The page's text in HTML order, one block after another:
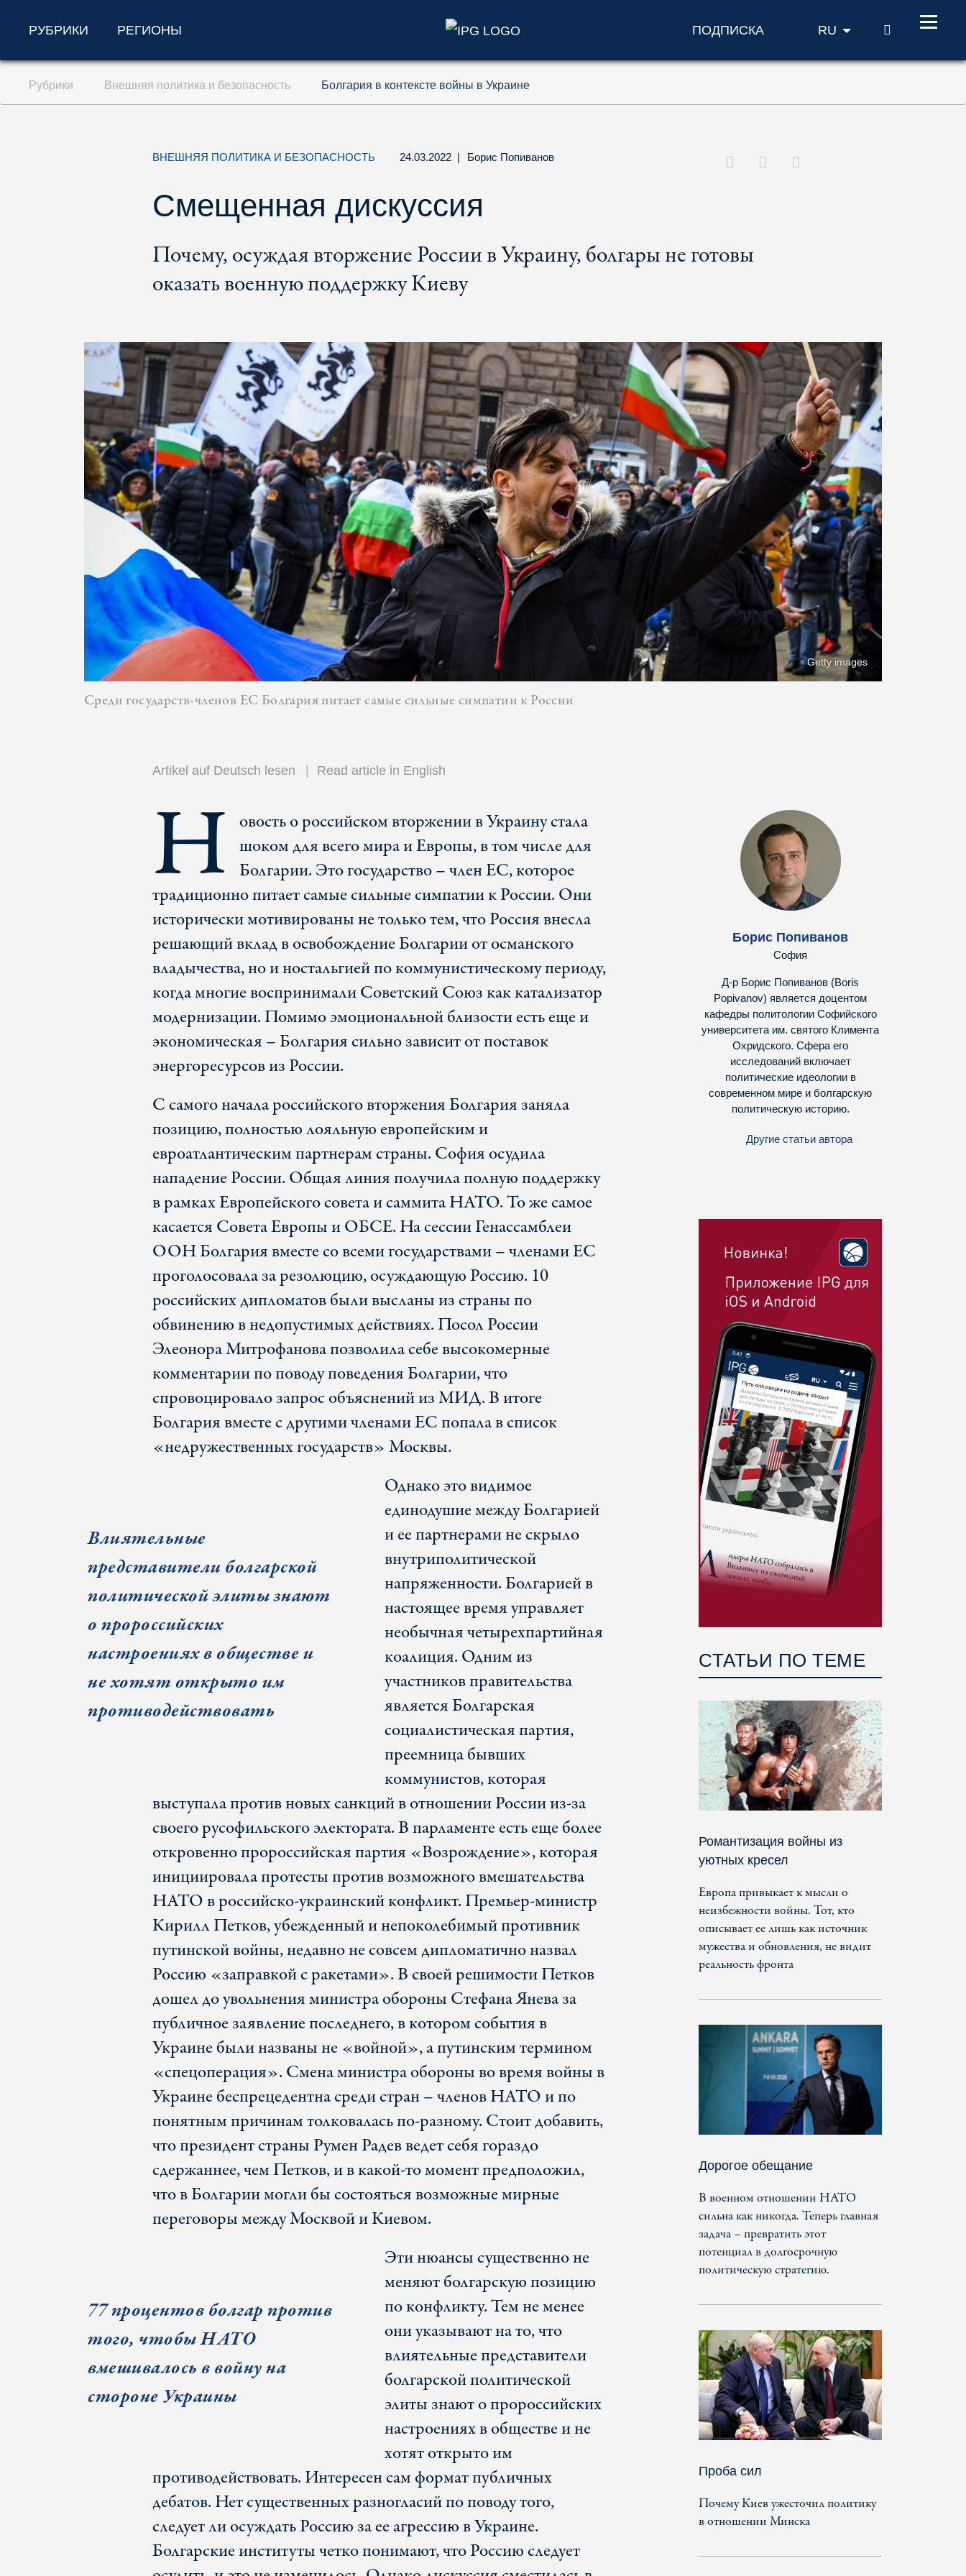
Перейти к содержанию (ключ доступа '1')
Перейти к поиску (ключ доступа '2')
РУБРИКИ РЕГИОНЫ ПОДПИСКА RU ПОИСК
Рубрики Внешняя политика и безопасность Болгария в контексте войны в Украине
ВНЕШНЯЯ ПОЛИТИКА И БЕЗОПАСНОСТЬ 24.03.2022 | Борис Попиванов
Смещенная дискуссия
Почему, осуждая вторжение России в Украину, болгары не готовы
оказать военную поддержку Киеву
Getty images
Среди государств-членов ЕС Болгария питает самые сильные симпатии к России
Artikel auf Deutsch lesen Read article in English
Н овость о российском вторжении в Украину стала
шоком для всего мира и Европы, в том числе для
Болгарии. Это государство – член ЕС, которое
традиционно питает самые сильные симпатии к России. Они
исторически мотивированы не только тем, что Россия внесла
решающий вклад в освобождение Болгарии от османского
владычества, но и ностальгией по коммунистическому периоду,
когда многие воспринимали Советский Союз как катализатор
модернизации. Помимо эмоциональной близости есть еще и
экономическая – Болгария сильно зависит от поставок
энергоресурсов из России.
С самого начала российского вторжения Болгария заняла
позицию, полностью лояльную европейским и
евроатлантическим партнерам страны. София осудила
нападение России. Общая линия получила полную поддержку
в рамках Европейского совета и саммита НАТО. То же самое
касается Совета Европы и ОБСЕ. На сессии Генассамблеи
ООН Болгария вместе со всеми государствами – членами ЕС
проголосовала за резолюцию, осуждающую Россию. 10
российских дипломатов были высланы из страны по
обвинению в недопустимых действиях. Посол России
Элеонора Митрофанова позволила себе высокомерные
комментарии по поводу поведения Болгарии, что
спровоцировало запрос объяснений из МИД. В итоге
Болгария вместе с другими членами ЕС попала в список
«недружественных государств» Москвы.
Влиятельные
представители болгарской
политической элиты знают
о пророссийских
настроениях в обществе и
не хотят открыто им
противодействовать
Однако это видимое
единодушие между Болгарией
и ее партнерами не скрыло
внутриполитической
напряженности. Болгарией в
настоящее время управляет
необычная четырехпартийная
коалиция. Одним из
участников правительства
является Болгарская
социалистическая партия,
преемница бывших
коммунистов, которая
выступала против новых санкций в отношении России из-за
своего русофильского электората. В парламенте есть еще более
откровенно пророссийская партия «Возрождение», которая
инициировала протесты против возможного вмешательства
НАТО в российско-украинский конфликт. Премьер-министр
Кирилл Петков, убежденный и непоколебимый противник
путинской войны, недавно не совсем дипломатично назвал
Россию «заправкой с ракетами». В своей решимости Петков
дошел до увольнения министра обороны Стефана Янева за
публичное заявление последнего, в котором события в
Украине были названы не «войной», а путинским термином
«спецоперация». Смена министра обороны во время войны в
Украине беспрецедентна среди стран – членов НАТО и по
понятным причинам толковалась по-разному. Стоит добавить,
что президент страны Румен Радев ведет себя гораздо
сдержаннее, чем Петков, и в какой-то момент предположил,
что в Болгарии могли бы состояться возможные мирные
переговоры между Москвой и Киевом.
77 процентов болгар против
того, чтобы НАТО
вмешивалось в войну на
стороне Украины
Эти нюансы существенно не
меняют болгарскую позицию
по конфликту. Тем не менее
они указывают на то, что
влиятельные представители
болгарской политической
элиты знают о пророссийских
настроениях в обществе и не
хотят открыто им
противодействовать. Интересен сам формат публичных
дебатов. Нет существенных разногласий по поводу того,
следует ли осуждать Россию за ее агрессию в Украине.
Болгарские институты четко понимают, что Россию следует
Борис Попиванов
София
Д-р Борис Попиванов (Boris
Popivanov) является доцентом
кафедры политологии Софийского
университета им. святого Климента
Охридского. Сфера его
исследований включает
политические идеологии в
современном мире и болгарскую
политическую историю.
Другие статьи автора
СТАТЬИ ПО ТЕМЕ
Романтизация войны из
уютных кресел
Европа привыкает к мысли о
неизбежности войны. Тот, кто
описывает ее лишь как источник
мужества и обновления, не видит
реальность фронта
Дорогое обещание
В военном отношении НАТО
сильна как никогда. Теперь главная
задача – превратить этот
потенциал в долгосрочную
политическую стратегию.
Проба сил
Почему Киев ужесточил политику
в отношении Минска